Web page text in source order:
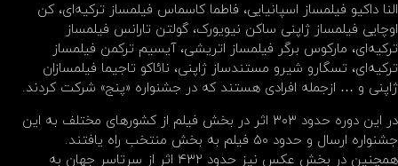
النا داکیو فیلمساز اسپانیایی، فاطما کاسماس فیلمساز ترکیه‌ای، کن
اوچایی فیلمساز ژاپنی ساکن نیویورک، گولتن تارانس فیلمساز
ترکیه‌ای، مارکوس برگر فیلمساز اتریشی، آیسیم ترکمن فیلمساز
ترکیه‌ای، تسگارو شیرو مستندساز ژاپنی، نائاکو تاجیما فیلمسازان
ژاپنی و … ازجمله افرادی هستند که در جشنواره «پنج» شرکت کردند.
در این دوره حدود ۳۰۳ اثر در بخش فیلم از کشورهای مختلف به این
جشنواره ارسال و حدود ۵۰ فیلم به بخش منتخب راه یافتند.
همچنین در بخش عکس نیز حدود ۴۳۲ اثر از سرتاسر جهان به